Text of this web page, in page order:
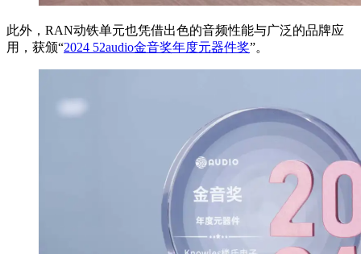
此外，RAN动铁单元也凭借出色的音频性能与广泛的品牌应
用，获颁“2024 52audio金音奖年度元器件奖”。